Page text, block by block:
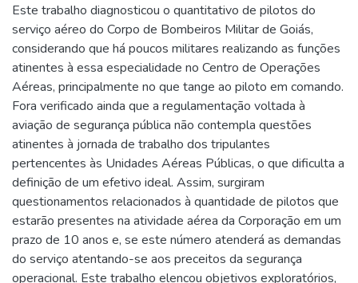
Este trabalho diagnosticou o quantitativo de pilotos do
serviço aéreo do Corpo de Bombeiros Militar de Goiás,
considerando que há poucos militares realizando as funções
atinentes à essa especialidade no Centro de Operações
Aéreas, principalmente no que tange ao piloto em comando.
Fora verificado ainda que a regulamentação voltada à
aviação de segurança pública não contempla questões
atinentes à jornada de trabalho dos tripulantes
pertencentes às Unidades Aéreas Públicas, o que dificulta a
definição de um efetivo ideal. Assim, surgiram
questionamentos relacionados à quantidade de pilotos que
estarão presentes na atividade aérea da Corporação em um
prazo de 10 anos e, se este número atenderá as demandas
do serviço atentando-se aos preceitos da segurança
operacional. Este trabalho elencou objetivos exploratórios,